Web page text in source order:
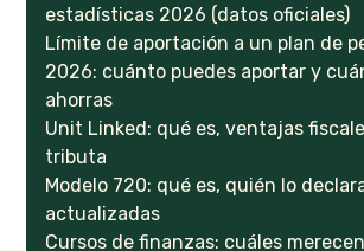
estadísticas 2026 (datos oficiales)
Límite de aportación a un plan de
2026: cuánto puedes aportar y
ahorras
Unit Linked: qué es, ventajas
tributa
Modelo 720: qué es, quién lo
actualizadas
Cursos de finanzas: cuáles